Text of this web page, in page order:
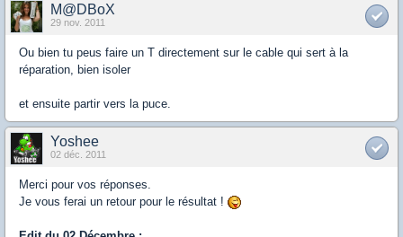
M@DBoX
29 nov. 2011
Ou bien tu peus faire un T directement sur le cable qui sert à la
réparation, bien isoler
et ensuite partir vers la puce.
Yoshee
02 déc. 2011
Merci pour vos réponses.
Je vous ferai un retour pour le résultat !